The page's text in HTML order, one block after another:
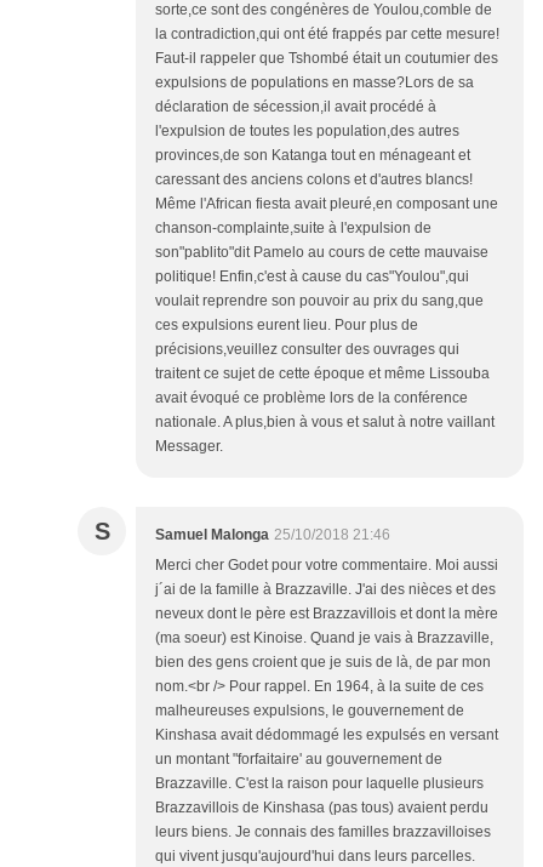
sorte,ce sont des congénères de Youlou,comble de
la contradiction,qui ont été frappés par cette mesure!
Faut-il rappeler que Tshombé était un coutumier des
expulsions de populations en masse?Lors de sa
déclaration de sécession,il avait procédé à
l'expulsion de toutes les population,des autres
provinces,de son Katanga tout en ménageant et
caressant des anciens colons et d'autres blancs!
Même l'African fiesta avait pleuré,en composant une
chanson-complainte,suite à l'expulsion de
son"pablito"dit Pamelo au cours de cette mauvaise
politique! Enfin,c'est à cause du cas"Youlou",qui
voulait reprendre son pouvoir au prix du sang,que
ces expulsions eurent lieu. Pour plus de
précisions,veuillez consulter des ouvrages qui
traitent ce sujet de cette époque et même Lissouba
avait évoqué ce problème lors de la conférence
nationale. A plus,bien à vous et salut à notre vaillant
Messager.
S Samuel Malonga 25/10/2018 21:46
Merci cher Godet pour votre commentaire. Moi aussi
j´ai de la famille à Brazzaville. J'ai des nièces et des
neveux dont le père est Brazzavillois et dont la mère
(ma soeur) est Kinoise. Quand je vais à Brazzaville,
bien des gens croient que je suis de là, de par mon
nom.<br /> Pour rappel. En 1964, à la suite de ces
malheureuses expulsions, le gouvernement de
Kinshasa avait dédommagé les expulsés en versant
un montant "forfaitaire' au gouvernement de
Brazzaville. C'est la raison pour laquelle plusieurs
Brazzavillois de Kinshasa (pas tous) avaient perdu
leurs biens. Je connais des familles brazzavilloises
qui vivent jusqu'aujourd'hui dans leurs parcelles.